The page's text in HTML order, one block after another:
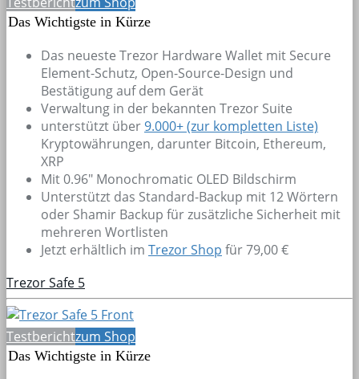
Das Wichtigste in Kürze
Das neueste Trezor Hardware Wallet mit Secure
Element-Schutz, Open-Source-Design und
Bestätigung auf dem Gerät
Verwaltung in der bekannten Trezor Suite
unterstützt über9.000+(zur kompletten Liste)
Kryptowährungen, darunter Bitcoin, Ethereum,
XRP
Mit 0.96" Monochromatic OLED Bildschirm
Unterstützt das Standard-Backup mit 12 Wörtern
oder Shamir Backup für zusätzliche Sicherheit mit
mehreren Wortlisten
Jetzt erhältlich im Trezor Shop für 79,00 €
Trezor Safe 5
Testberichtzum Shop
Das Wichtigste in Kürze